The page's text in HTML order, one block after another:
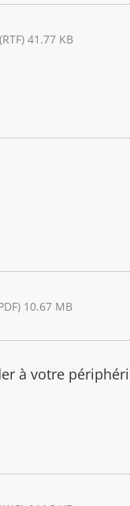
(RTF) 41.77 KB
10.67 MB
à votre